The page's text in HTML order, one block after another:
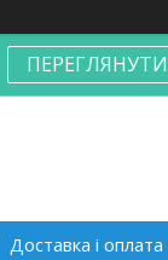
Доставка і оплата